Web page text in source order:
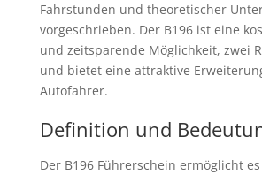
Fahrstunden und theoretischer
vorgeschrieben. Der B196 ist eine
und zeitsparende Möglichkeit, zwei
und bietet eine attraktive
Autofahrer.
Definition und
Der B196 Führerschein ermöglicht